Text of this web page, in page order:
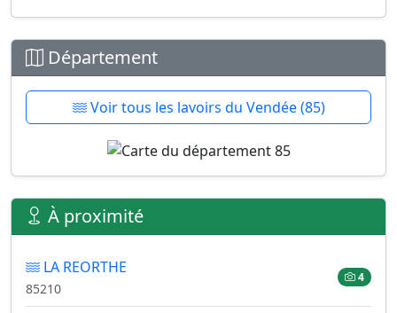
Département
Voir tous les lavoirs du Vendée (85)
À proximité
LA REORTHE
85210
4